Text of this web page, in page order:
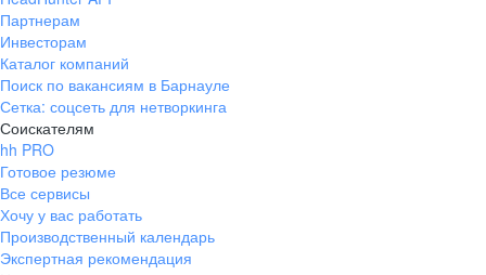
Партнерам
Инвесторам
Каталог компаний
Поиск по вакансиям в Барнауле
Сетка: соцсеть для нетворкинга
Соискателям
hh PRO
Готовое резюме
Все сервисы
Хочу у вас работать
Производственный календарь
Экспертная рекомендация